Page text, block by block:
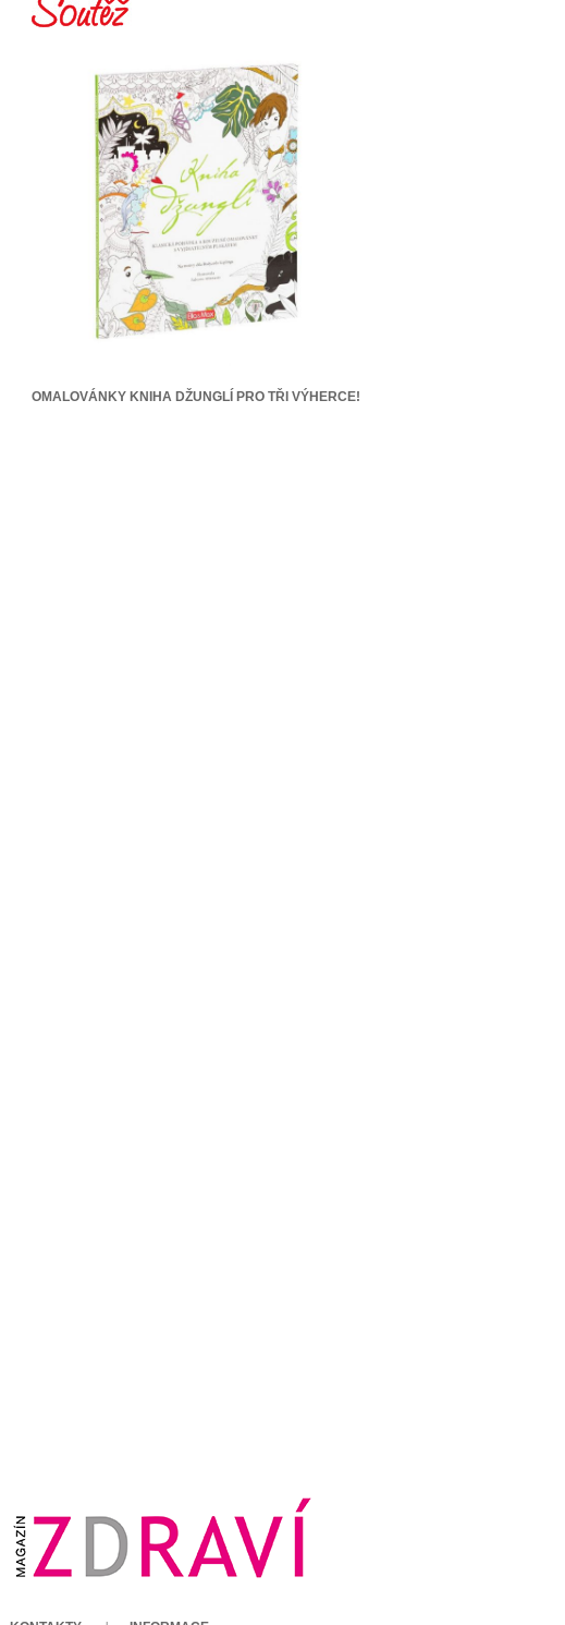
OMALOVÁNKY KNIHA DŽUNGLÍ PRO TŘI VÝHERCE!